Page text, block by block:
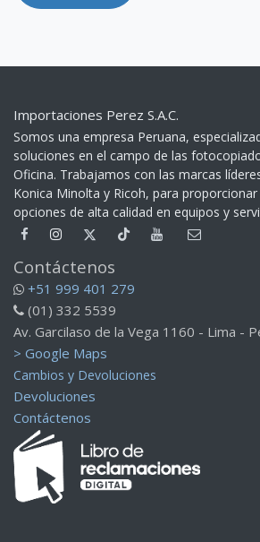
Importaciones Perez S.A.C.
Somos una empresa Peruana,
soluciones en el campo de las
Oficina. Trabajamos con las marcas
Konica Minolta y Ricoh, para
opciones de alta calidad en equipos y
Contáctenos
+51 999 401 279
(01) 332 5539
Av. Garcilaso de la Vega 1160 - Lima -
> Google Maps
Cambios y Devoluciones
Devoluciones
Contáctenos